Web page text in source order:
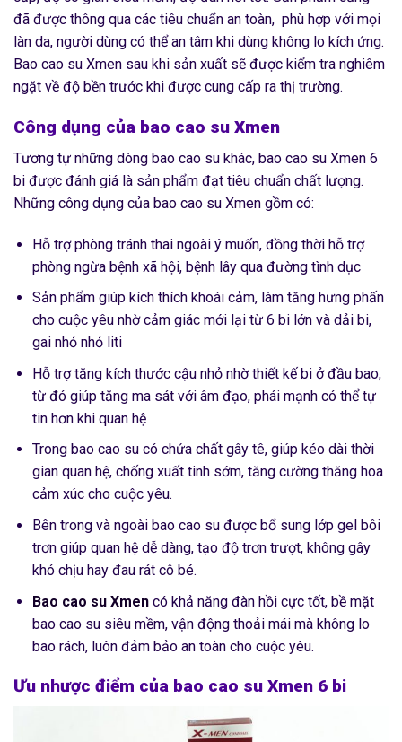
đã được thông qua các tiêu chuẩn an toàn, phù hợp với mọi
làn da, người dùng có thể an tâm khi dùng không lo kích ứng.
Bao cao su Xmen sau khi sản xuất sẽ được kiểm tra nghiêm
ngặt về độ bền trước khi được cung cấp ra thị trường.
Công dụng của bao cao su Xmen
Tương tự những dòng bao cao su khác, bao cao su Xmen 6
bi được đánh giá là sản phẩm đạt tiêu chuẩn chất lượng.
Những công dụng của bao cao su Xmen gồm có:
Hỗ trợ phòng tránh thai ngoài ý muốn, đồng thời hỗ trợ
phòng ngừa bệnh xã hội, bệnh lây qua đường tình dục
Sản phẩm giúp kích thích khoái cảm, làm tăng hưng phấn
cho cuộc yêu nhờ cảm giác mới lại từ 6 bi lớn và dải bi,
gai nhỏ nhỏ liti
Hỗ trợ tăng kích thước cậu nhỏ nhờ thiết kế bi ở đầu bao,
từ đó giúp tăng ma sát với âm đạo, phái mạnh có thể tự
tin hơn khi quan hệ
Trong bao cao su có chứa chất gây tê, giúp kéo dài thời
gian quan hệ, chống xuất tinh sớm, tăng cường thăng hoa
cảm xúc cho cuộc yêu.
Bên trong và ngoài bao cao su được bổ sung lớp gel bôi
trơn giúp quan hệ dễ dàng, tạo độ trơn trượt, không gây
khó chịu hay đau rát cô bé.
Bao cao su Xmencó khả năng đàn hồi cực tốt, bề mặt
bao cao su siêu mềm, vận động thoải mái mà không lo
bao rách, luôn đảm bảo an toàn cho cuộc yêu.
Ưu nhược điểm của bao cao su Xmen 6 bi